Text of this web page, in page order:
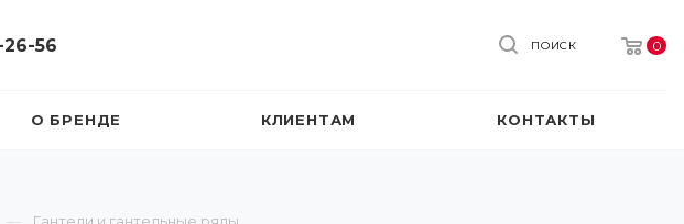
26-56 0
ПОИСК
О БРЕНДЕ КЛИЕНТАМ КОНТАКТЫ